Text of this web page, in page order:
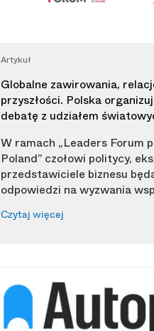
Artykuł
Globalne zawirowania,
przyszłości. Polska
debatę z udziałem
W ramach „Leaders Forum
Poland” czołowi politycy,
przedstawiciele biznesu
odpowiedzi na wyzwania
Czytaj więcej